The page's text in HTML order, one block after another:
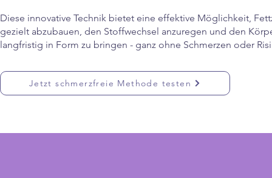
Diese innovative Technik bietet eine effektive Möglichkeit,
gezielt abzubauen, den Stoffwechsel anzuregen und den
langfristig in Form zu bringen - ganz ohne Schmerzen oder
Jetzt schmerzfreie Methode testen